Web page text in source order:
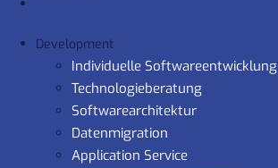
Development
Individuelle Softwareentwicklung
Technologieberatung
Softwarearchitektur
Datenmigration
Application Service